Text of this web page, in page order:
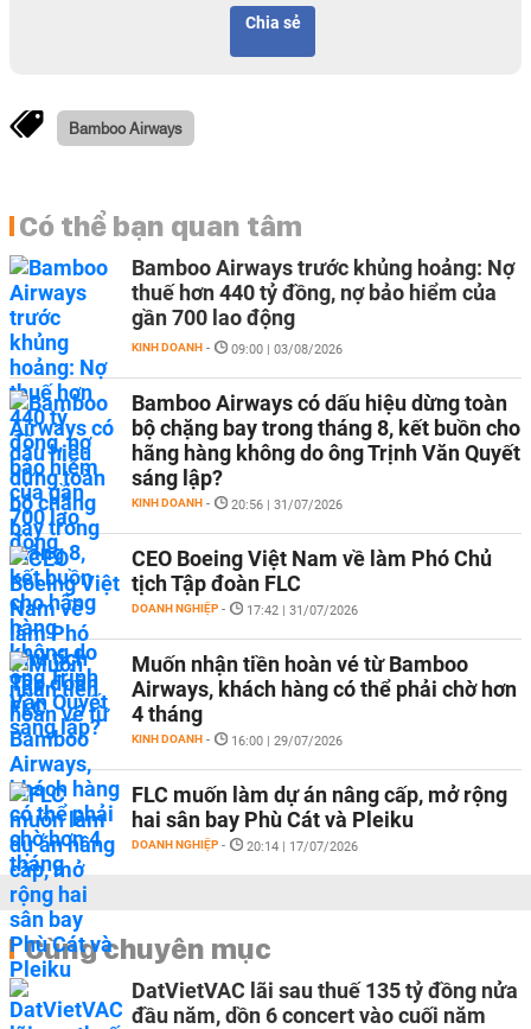
Chia sẻ
Bamboo Airways
Có thể bạn quan tâm
Bamboo Airways trước khủng hoảng: Nợ
thuế hơn 440 tỷ đồng, nợ bảo hiểm của
gần 700 lao động
KINH DOANH - 09:00 | 03/08/2026
Bamboo Airways có dấu hiệu dừng toàn
bộ chặng bay trong tháng 8, kết buồn cho
hãng hàng không do ông Trịnh Văn Quyết
sáng lập?
KINH DOANH - 20:56 | 31/07/2026
CEO Boeing Việt Nam về làm Phó Chủ
tịch Tập đoàn FLC
DOANH NGHIỆP - 17:42 | 31/07/2026
Muốn nhận tiền hoàn vé từ Bamboo
Airways, khách hàng có thể phải chờ hơn
4 tháng
KINH DOANH - 16:00 | 29/07/2026
FLC muốn làm dự án nâng cấp, mở rộng
hai sân bay Phù Cát và Pleiku
DOANH NGHIỆP - 20:14 | 17/07/2026
Cùng chuyên mục
DatVietVAC lãi sau thuế 135 tỷ đồng nửa
đầu năm, dồn 6 concert vào cuối năm